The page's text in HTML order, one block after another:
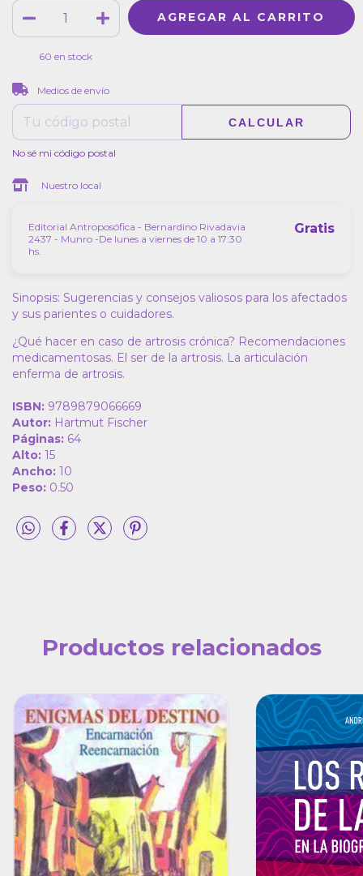
60 en stock
Entregas para el CP:
Medios de envío
CALCULAR
No sé mi código postal
Nuestro local
Editorial Antroposófica - Bernardino Rivadavia
2437 - Munro -De lunes a viernes de 10 a 17:30
hs.
Gratis
Sinopsis: Sugerencias y consejos valiosos para los afectados
y sus parientes o cuidadores.
¿Qué hacer en caso de artrosis crónica? Recomendaciones
medicamentosas. El ser de la artrosis. La articulación
enferma de artrosis.
ISBN: 9789879066669
Autor: Hartmut Fischer
Páginas: 64
Alto: 15
Ancho: 10
Peso: 0.50
Productos relacionados